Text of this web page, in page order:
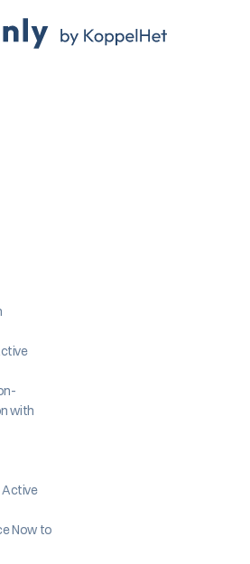
with
Active
Now to